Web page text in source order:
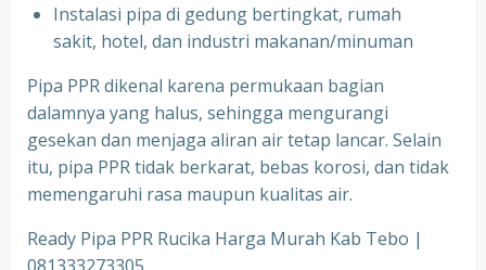
⁠Instalasi pipa di gedung bertingkat, rumah
sakit, hotel, dan industri makanan/minuman
Pipa PPR dikenal karena permukaan bagian
dalamnya yang halus, sehingga mengurangi
gesekan dan menjaga aliran air tetap lancar. Selain
itu, pipa PPR tidak berkarat, bebas korosi, dan tidak
memengaruhi rasa maupun kualitas air.
Ready Pipa PPR Rucika Harga Murah Kab Tebo |
081333273305